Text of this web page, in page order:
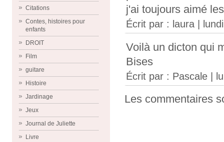
Citations
Contes, histoires pour
enfants
DROIT
Film
guitare
Histoire
Jardinage
Jeux
Journal de Juliette
Livre
j'ai toujours aimé
Écrit par : laura |
Voilà un dicton qui
Bises
Écrit par : Pascale |
Les commentaires